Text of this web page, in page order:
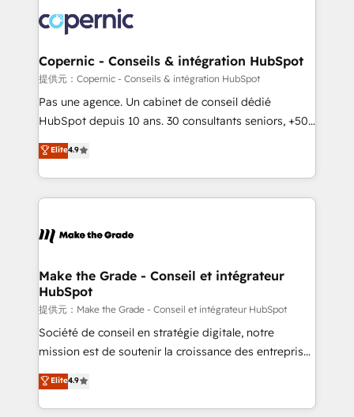
lasts. So if you're ready to become the most trusted
voice in your market, let’s talk.
worldwide, and with over 15 years in the ecosystem,
Huble has built a track record that speaks for itself.
One company, one operating model, delivering
across offices and consulting teams in the UK, USA,
Canada, Germany, France, Belgium, Singapore, and
South Africa. Certified compliant with ISO/IEC
international offices and 175+ employees.
Copernic - Conseils & intégration HubSpot
提供元：Copernic - Conseils & intégration HubSpot
Pas une agence. Un cabinet de conseil dédié
HubSpot depuis 10 ans. 30 consultants seniors, +500
clients, un ROI mesurable. Notre mission : faire de
HubSpot un vrai levier de performance pour votre
organisation. Cela passe par la compréhension de
vos processus, la fiabilisation de vos données et
la plateforme. Nos domaines d'intervention : -
& reprise de données - Stratégie RevOps &
alignement Marketing / Sales - Data, reporting &
tableaux de bord - Onboarding, audit &
optimisation - Intégrations métiers (ERP, téléphonie,
e-commerce) - Formation & accompagnement au
et grandes entreprises en France et à l'international,
dans des secteurs variés : SaaS, immobilier,
Elite4.9
Make the Grade - Conseil et intégrateur
HubSpot
提供元：Make the Grade - Conseil et intégrateur HubSpot
Société de conseil en stratégie digitale, notre
mission est de soutenir la croissance des entreprises
B2B à travers l’acquisition de nouveaux clients,
l'intégration CRM et le développement des revenus
auprès de vos comptes existants. En France et à
Elite4.9